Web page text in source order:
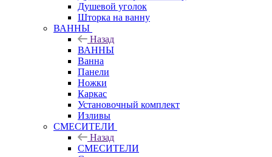
Душевой уголок
Шторка на ванну
ВАННЫ
Назад
ВАННЫ
Ванна
Панели
Ножки
Каркас
Установочный комплект
Изливы
СМЕСИТЕЛИ
Назад
СМЕСИТЕЛИ